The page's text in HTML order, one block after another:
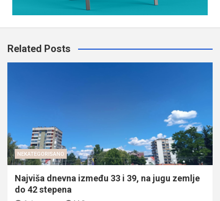
Related Posts
NEKATEGORISANO
Najviša dnevna između 33 i 39, na jugu zemlje
do 42 stepena